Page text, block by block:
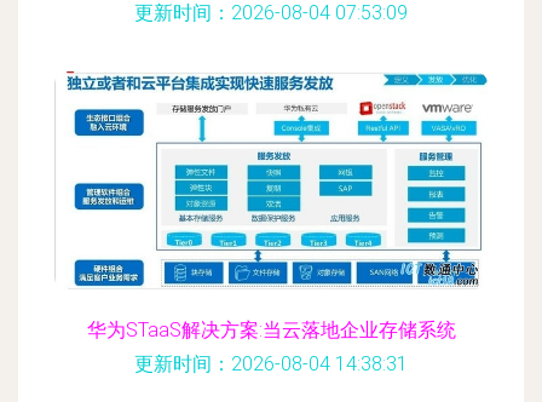
更新时间：2026-08-04 07:53:09
华为STaaS解决方案:当云落地企业存储系统
更新时间：2026-08-04 14:38:31